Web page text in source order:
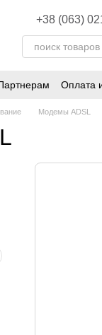
+38 (063)
Оплата
Модемы ADSL